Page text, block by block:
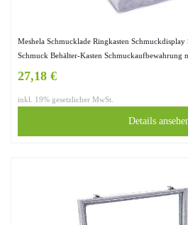
Meshela Schmucklade Ringkasten
Schmuck Behälter-Kasten Schmuckaufbewahrung
27,18 €
inkl. 19% gesetzlicher MwSt.
Details